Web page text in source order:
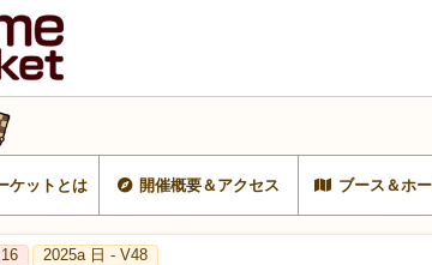
ケットとは 開催概要＆アクセス ブース＆ホ
2025a 日 - V48